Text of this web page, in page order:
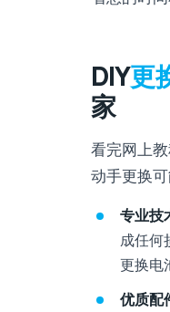
DIY更
家
看完网上
动手更换
专业技
成任何
更换电
优质配